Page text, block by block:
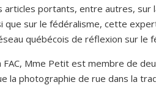
portants, entre autres, sur
sur le fédéralisme, cette
québécois de réflexion sur le
FAC, Mme Petit est membre de
la photographie de rue dans la